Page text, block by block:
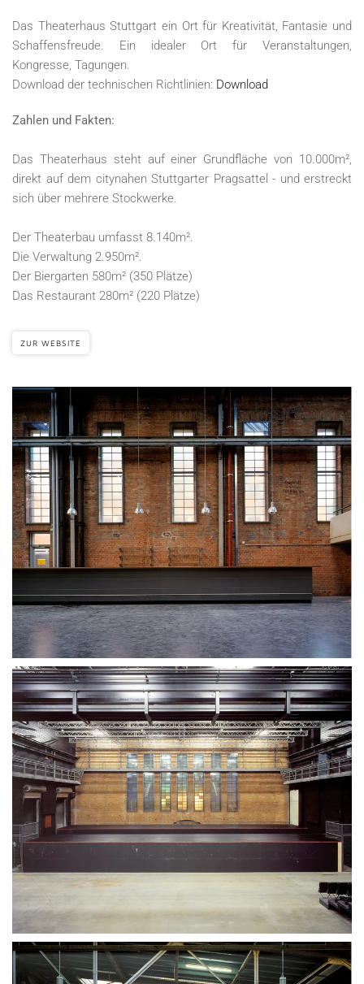
Das Theaterhaus Stuttgart ein Ort für Kreativität, Fantasie und
Schaffensfreude. Ein idealer Ort für Veranstaltungen,
Kongresse, Tagungen.
Download der technischen Richtlinien: Download
Zahlen und Fakten:
Das Theaterhaus steht auf einer Grundfläche von 10.000m²,
direkt auf dem citynahen Stuttgarter Pragsattel - und erstreckt
sich über mehrere Stockwerke.
Der Theaterbau umfasst 8.140m².
Die Verwaltung 2.950m².
Der Biergarten 580m² (350 Plätze)
Das Restaurant 280m² (220 Plätze)
ZUR WEBSITE